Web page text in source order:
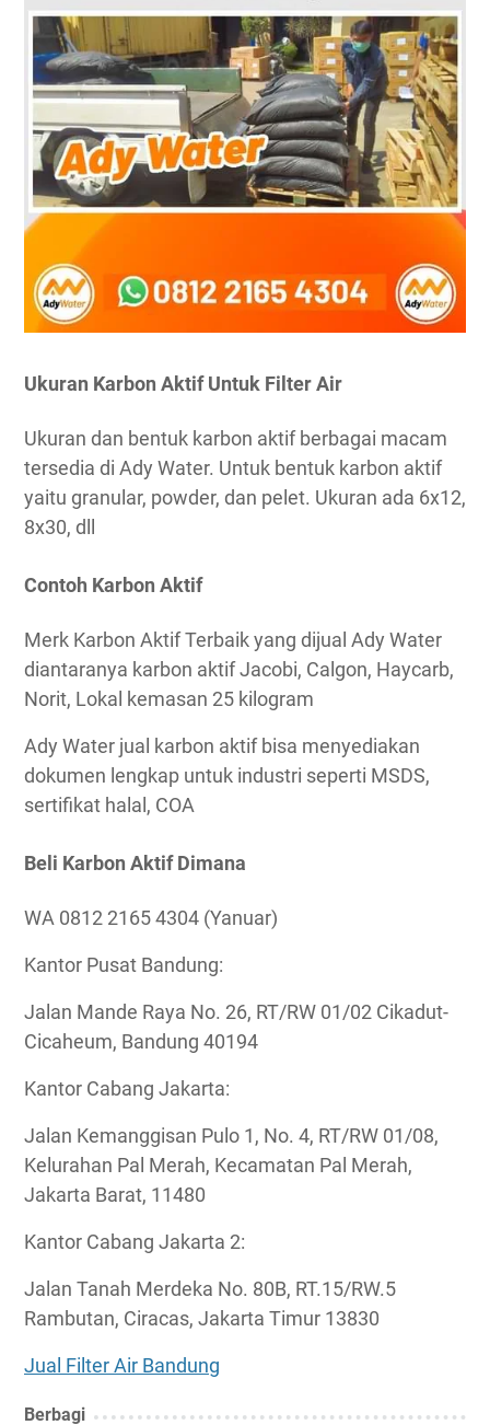
Ukuran Karbon Aktif Untuk Filter Air
Ukuran dan bentuk karbon aktif berbagai macam
tersedia di Ady Water. Untuk bentuk karbon aktif
yaitu granular, powder, dan pelet. Ukuran ada 6x12,
8x30, dll
Contoh Karbon Aktif
Merk Karbon Aktif Terbaik yang dijual Ady Water
diantaranya karbon aktif Jacobi, Calgon, Haycarb,
Norit, Lokal kemasan 25 kilogram
Ady Water jual karbon aktif bisa menyediakan
dokumen lengkap untuk industri seperti MSDS,
sertifikat halal, COA
Beli Karbon Aktif Dimana
WA 0812 2165 4304 (Yanuar)
Kantor Pusat Bandung:
Jalan Mande Raya No. 26, RT/RW 01/02 Cikadut-
Cicaheum, Bandung 40194
Kantor Cabang Jakarta:
Jalan Kemanggisan Pulo 1, No. 4, RT/RW 01/08,
Kelurahan Pal Merah, Kecamatan Pal Merah,
Jakarta Barat, 11480
Kantor Cabang Jakarta 2:
Jalan Tanah Merdeka No. 80B, RT.15/RW.5
Rambutan, Ciracas, Jakarta Timur 13830
Jual Filter Air Bandung
Berbagi